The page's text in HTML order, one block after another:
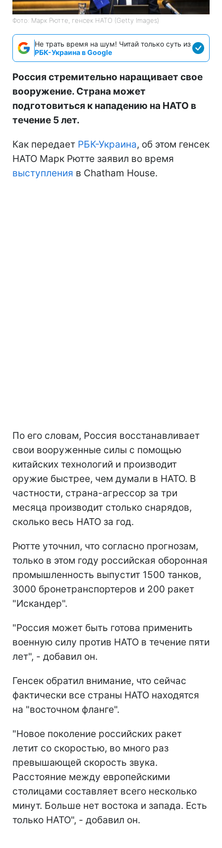
Фото: Марк Рютте, генсек НАТО (Getty Images)
Не трать время на шум! Читай только суть из
РБК-Украина в Google
Россия стремительно наращивает свое
вооружение. Страна может
подготовиться к нападению на НАТО в
течение 5 лет.
Как передает РБК-Украина, об этом генсек
НАТО Марк Рютте заявил во время
выступления в Chatham House.
По его словам, Россия восстанавливает
свои вооруженные силы с помощью
китайских технологий и производит
оружие быстрее, чем думали в НАТО. В
частности, страна-агрессор за три
месяца производит столько снарядов,
сколько весь НАТО за год.
Рютте уточнил, что согласно прогнозам,
только в этом году российская оборонная
промышленность выпустит 1500 танков,
3000 бронетранспортеров и 200 ракет
"Искандер".
"Россия может быть готова применить
военную силу против НАТО в течение пяти
лет", - добавил он.
Генсек обратил внимание, что сейчас
фактически все страны НАТО находятся
на "восточном фланге".
"Новое поколение российских ракет
летит со скоростью, во много раз
превышающей скорость звука.
Расстояние между европейскими
столицами составляет всего несколько
минут. Больше нет востока и запада. Есть
только НАТО", - добавил он.